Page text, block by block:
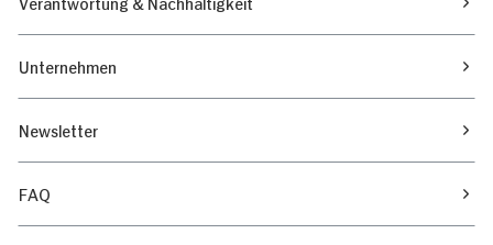
Unternehmen
Newsletter
FAQ